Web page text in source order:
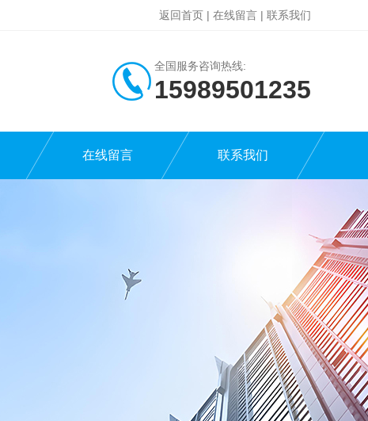
返回首页 | 在线留言 | 联系我们
全国服务咨询热线:
15989501235
在线留言 联系我们